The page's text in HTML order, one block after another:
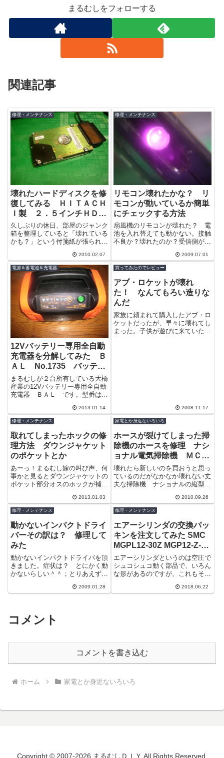
まるむしをフォローする
関連記事
修理・メンテナンス
壊れたハードディスクを修
復してみる ＨＩＴＡＣＨ
Ｉ製 ２．５インチＨＤ
Ｄ
久しぶりの休日、部屋のジャンク
箱を整理していると「壊れている
かも？」という付箋紙が張られた
ていい加減だなぁ。どっちなんだ
よ！って怒...
2010.02.07
修理・メンテナンス
リモコン壊れたかな？ リ
モコンが動いているか簡単
にチェックする方法
扇風機のリモコンが壊れた？ 電
池を入れ替えても動かない。接触
不良か？壊れたのか？受信側が壊
機能しているか調べて見よう。そ
ういえばリ...
2009.07.01
電源＆蓄電池＆充電器
12Vバッテリー専用全自動
充電器を分解してみた Ｂ
ＡＬ No.1735 バッテリ
ー活性化機能付き 大橋産
業
まるむしが２台所有している大橋
産業の12Vバッテリー専用全自動
充電器 ＢＡＬ です。型番は、
は数字のみの型番になるので覚え
難...
2013.01.14
買ってみたのでレビュー
アブ・ロケットが壊れ
た！ なんてもろい造りな
んだ
家族に頼まれて購入したアブ・ロ
ケットだったが、早々に壊れてし
まった。子供が遊びに来ていたの
2008.11.17
修理・メンテナンス
取れてしまったホックの修
理方法 ダウンジャケット
のポケットとか
あーっ！まるむし嫁の叫び声、何
事かと見るとダウンジャケットの
ポケット部分オスのホックが補強
てしまっている。＾＾；そのまま
でいいんじ...
2013.01.03
家電とか身近ないろいろ
ホースが裂けてしまった掃
除機のホースを修理 ナシ
ョナル電気掃除機 ＭＣ－
Ｕ２４Ｔ
壊れたら新しいのを買おうと思っ
ているのだがなかなか壊れない丈
夫な掃除機 ナショナルの縦型掃
上期に製造された機種だ。本体は
相変わらず...
2010.09.26
修理・メンテナンス
動かないインパクトドライ
バーその訳は？ 修理して
みた
動かないインパクトドライバを頂
きました。症状は？ とにかく動
かないらしい＾＾；とりあえず動
充電切れって事は無いでしょう
2009.01.28
修理・メンテナンス
エアーシリンダの交換パッ
キンを注文してみた SMC
MGPL12-30Z MGP12-Z-
PS
エアーシリンダというのは空圧で
シュコシュコ動く部品で、いろん
な形があるのですが、これもその
MGPL12-30Zシリンダは中央の1
2018.06.22
コメント
コメントを書き込む
ホーム 家電とか身近ないろいろ
Copyright © 2007-2026 まるむしＤＩＹ All Rights Reserved.